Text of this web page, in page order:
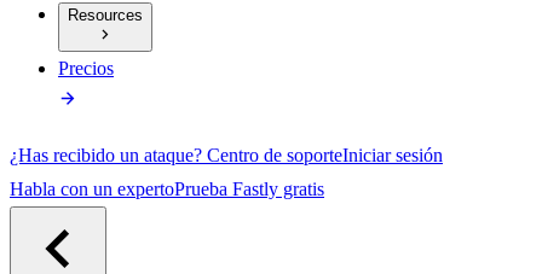
Resources
Precios
¿Has recibido un ataque? Centro de soporteIniciar sesión
Habla con un expertoPrueba Fastly gratis